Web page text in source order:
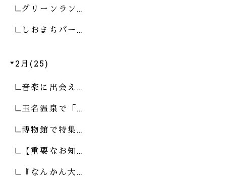
グリーンラン…
しおまちパー…
2月(25)
音楽に出会え…
玉名温泉で「…
博物館で特集…
【重要なお知…
『なんかん大…